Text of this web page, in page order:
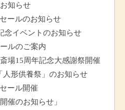
知らせ
ールのお知らせ
念イベントのお知らせ
ルのご案内
場15周年記念大感謝祭開催
人形供養祭」のお知らせ
ール開催
催のお知らせ」